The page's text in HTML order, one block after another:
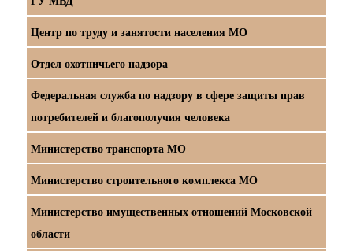
Центр по труду и занятости населения МО
Отдел охотничьего надзора
Федеральная служба по надзору в сфере защиты прав
потребителей и благополучия человека
Министерство транспорта МО
Министерство строительного комплекса МО
Министерство имущественных отношений Московской
области